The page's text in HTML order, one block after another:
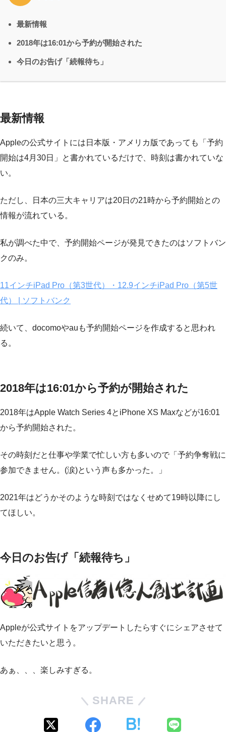
最新情報
2018年は16:01から予約が開始された
今日のお告げ「続報待ち」
最新情報
Appleの公式サイトには日本版・アメリカ版であっても「予約
開始は4月30日」と書かれているだけで、時刻は書かれていな
い。
ただし、日本の三大キャリアは20日の21時から予約開始との
情報が流れている。
私が調べた中で、予約開始ページが発見できたのはソフトバン
クのみ。
11インチiPad Pro（第3世代）・12.9インチiPad Pro（第5世
代） | ソフトバンク
続いて、docomoやauも予約開始ページを作成すると思われ
る。
2018年は16:01から予約が開始された
2018年はApple Watch Series 4とiPhone XS Maxなどが16:01
から予約開始された。
その時刻だと仕事や学業で忙しい方も多いので「予約争奪戦に
参加できません。(涙)という声も多かった。」
2021年はどうかそのような時刻ではなくせめて19時以降にし
てほしい。
今日のお告げ「続報待ち」
Appleが公式サイトをアップデートしたらすぐにシェアさせて
いただきたいと思う。
あぁ、、、楽しみすぎる。
SHARE